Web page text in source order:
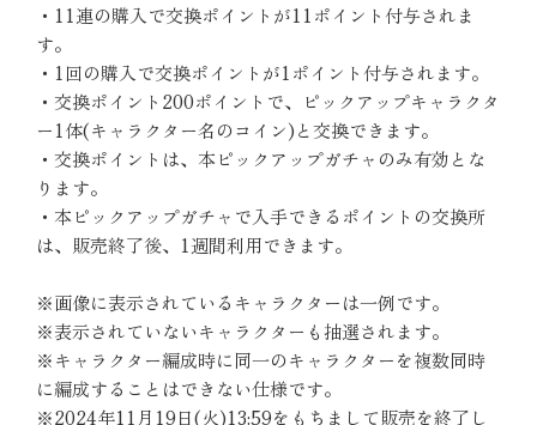
・11連の購入で交換ポイントが11ポイント付与されま
す。
・1回の購入で交換ポイントが1ポイント付与されます。
・交換ポイント200ポイントで、ピックアップキャラクタ
ー1体(キャラクター名のコイン)と交換できます。
・交換ポイントは、本ピックアップガチャのみ有効とな
ります。
・本ピックアップガチャで入手できるポイントの交換所
は、販売終了後、1週間利用できます。
※画像に表示されているキャラクターは一例です。
※表示されていないキャラクターも抽選されます。
※キャラクター編成時に同一のキャラクターを複数同時
に編成することはできない仕様です。
※2024年11月19日(火)13:59をもちまして販売を終了し